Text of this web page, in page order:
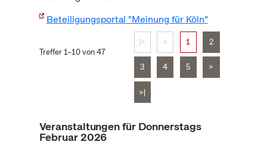
Beteiligungsportal "Meinung für Köln"
Treffer 1–10 von 47
|< < 1 2
3 4 5 >
>|
Veranstaltungen für Donnerstags
Februar 2026